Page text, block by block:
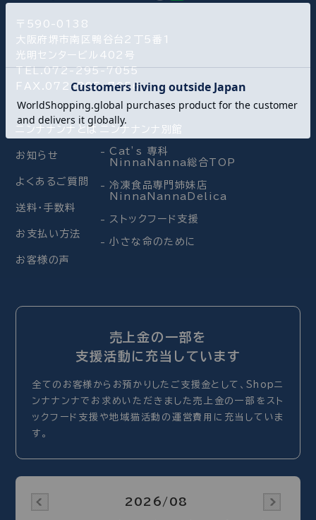
〒590-0138
大阪府堺市南区鴨谷台2丁5番1
光明センタービル402号
TEL.072-295-7055
FAX.072-295-7056
ニンナナンナとは
お知らせ
よくあるご質問
送料・手数料
お支払い方法
お客様の声
ニンナナンナ別館
Cat’s 専科
NinnaNanna総合TOP
冷凍食品専門姉妹店
NinnaNannaDelica
ストックフード支援
小さな命のために
売上金の一部を
支援活動に充当しています
全てのお客様からお預かりしたご支援金として、Shopニ
ンナナンナでお求めいただきました売上金の一部をスト
ックフード支援や地域猫活動の運営費用に充当していま
す。
2026/08